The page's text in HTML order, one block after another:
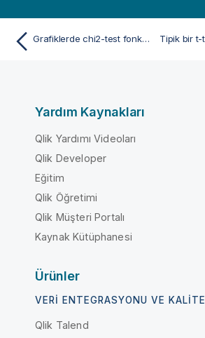
Grafiklerde chi2-test fonksiyonlarının kullanımına ilişkin örnekler
Yardım Kaynakları
Qlik Yardımı Videoları
Qlik Developer
Eğitim
Qlik Öğretimi
Qlik Müşteri Portalı
Kaynak Kütüphanesi
Ürünler
VERI ENTEGRASYONU VE KALITE
Qlik Talend